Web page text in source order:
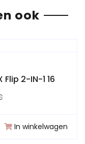
ook
2-IN-1 16
In winkelwagen